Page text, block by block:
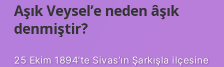
Aşık Veysel’e neden âşık
denmiştir?
25 Ekim 1894’te Sivas’ın Şarkışla ilçesine